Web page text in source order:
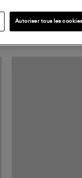
Autoriser tous les